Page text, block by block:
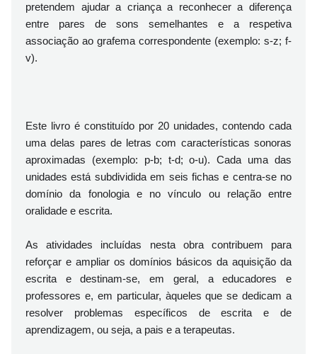
pretendem ajudar a criança a reconhecer a diferença
entre pares de sons semelhantes e a respetiva
associação ao grafema correspondente (exemplo: s-z; f-
v).
Este livro é constituído por 20 unidades, contendo cada
uma delas pares de letras com características sonoras
aproximadas (exemplo: p-b; t-d; o-u). Cada uma das
unidades está subdividida em seis fichas e centra-se no
domínio da fonologia e no vínculo ou relação entre
oralidade e escrita.
As atividades incluídas nesta obra contribuem para
reforçar e ampliar os domínios básicos da aquisição da
escrita e destinam-se, em geral, a educadores e
professores e, em particular, àqueles que se dedicam a
resolver problemas específicos de escrita e de
aprendizagem, ou seja, a pais e a terapeutas.